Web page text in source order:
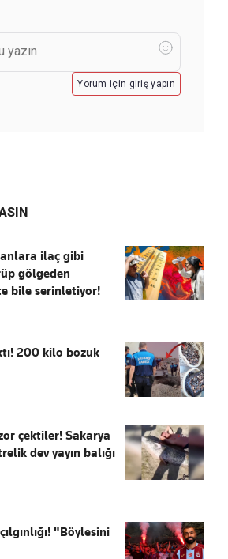
Yorum için giriş yapın
ilaç gibi
gölgeden
bile serinletiyor!
200 kilo bozuk
çektiler! Sakarya
dev yayın balığı
"Böylesini